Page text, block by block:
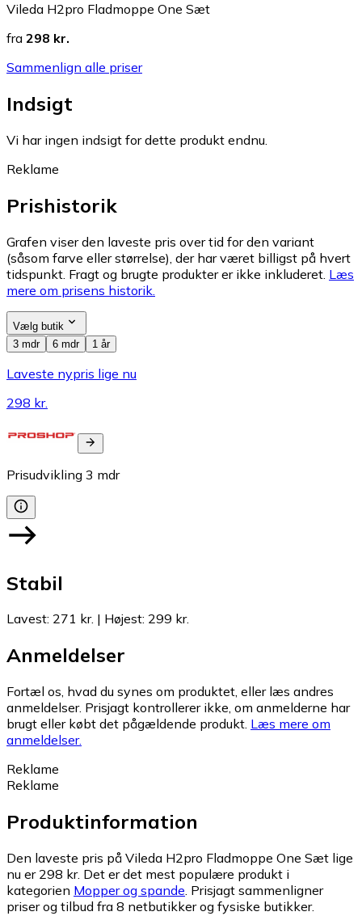
Vileda H2pro Fladmoppe One Sæt
fra 298 kr.
Sammenlign alle priser
Indsigt
Vi har ingen indsigt for dette produkt endnu.
Reklame
Prishistorik
Grafen viser den laveste pris over tid for den variant
(såsom farve eller størrelse), der har været billigst på hvert
tidspunkt. Fragt og brugte produkter er ikke inkluderet. Læs
mere om prisens historik.
Vælg butik
3 mdr
6 mdr 1 år
Laveste nypris lige nu
298 kr.
Prisudvikling 3 mdr
Stabil
Lavest: 271 kr. | Højest: 299 kr.
Anmeldelser
Fortæl os, hvad du synes om produktet, eller læs andres
anmeldelser. Prisjagt kontrollerer ikke, om anmelderne har
brugt eller købt det pågældende produkt. Læs mere om
anmeldelser.
Reklame
Reklame
Produktinformation
Den laveste pris på Vileda H2pro Fladmoppe One Sæt lige
nu er 298 kr. Det er det mest populære produkt i
kategorien Mopper og spande. Prisjagt sammenligner
priser og tilbud fra 8 netbutikker og fysiske butikker.